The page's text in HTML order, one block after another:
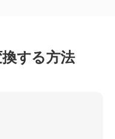
する方法